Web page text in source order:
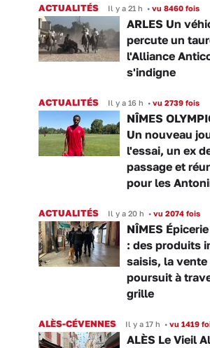
ACTUALITÉS Il y a 21 h • vu 8460 fois
ARLES Un
percute un
l'Alliance
s'indigne
ACTUALITÉS Il y a 16 h • vu 2739 fois
NÎMES
Un nouveau
l'essai, un ex
passage et
pour les
ACTUALITÉS Il y a 20 h • vu 2074 fois
NÎMES
: des produits
saisis, la vente
poursuit à
grille
ALÈS-CÉVENNES Il y a 17 h • vu 1419
ALÈS Le Vieil